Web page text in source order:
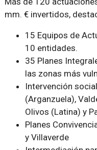
mm. € invertidos,
15 Equipos de
10 entidades.
35 Planes
las zonas más
Intervención
(Arganzuela),
Olivos (Latina) y
Planes
y Villaverde